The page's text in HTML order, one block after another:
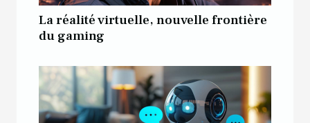
La réalité virtuelle, nouvelle frontière
du gaming